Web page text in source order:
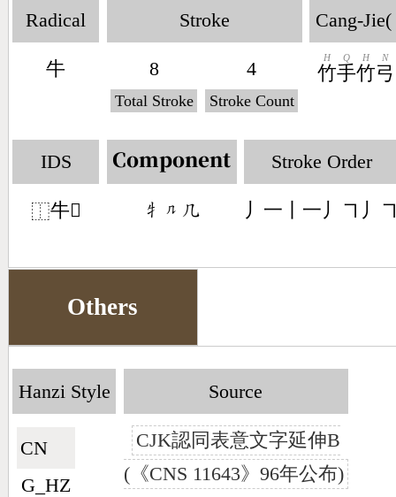
Radical
牛
Stroke
8
Total Stroke
4
Stroke Count
Cang-Jie(
竹
H
手
Q
竹
H
弓
N
IDS
⿰牛𠘬
Component
󶃠󶀺󶀸
Stroke Order
丿一丨一丿㇕丿
Others
Hanzi Style
CN🇨🇳
G_HZ
Source
CJK認同表意文字延伸B
(《CNS 11643》96年公布)